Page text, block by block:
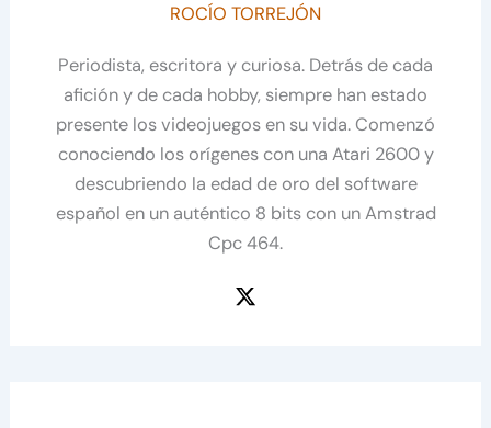
ROCÍO TORREJÓN
Periodista, escritora y curiosa. Detrás de cada
afición y de cada hobby, siempre han estado
presente los videojuegos en su vida. Comenzó
conociendo los orígenes con una Atari 2600 y
descubriendo la edad de oro del software
español en un auténtico 8 bits con un Amstrad
Cpc 464.